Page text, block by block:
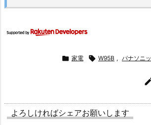
 家電  W95B , パナソニ
よろしければシェアお願いします